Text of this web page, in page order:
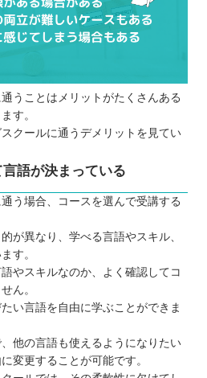
うことはメリットがたくさんある
す。
クールに通うデメリットを見てい
語が決まっている
う場合、コースを選んで受講する
が異なり、学べる言語やスキル、
す。
やスキルなのか、よく確認してコ
ん。
い言語を自由に学ぶことができま
他の言語も使えるようになりたい
変更することが可能です。